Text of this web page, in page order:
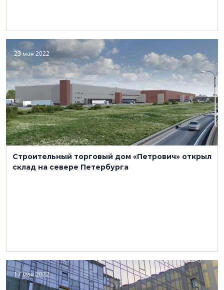
23 мая 2022
Строительный торговый дом «Петрович» открыл
склад на севере Петербурга
17 мая 2022